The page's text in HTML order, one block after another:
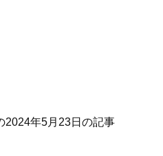
2024年5月23日の記事